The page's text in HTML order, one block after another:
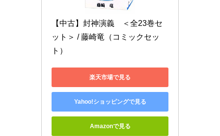
【中古】封神演義　＜全23巻セ
ット＞ / 藤崎竜（コミックセッ
ト）
楽天市場で見る
Yahoo!ショッピングで見る
Amazonで見る